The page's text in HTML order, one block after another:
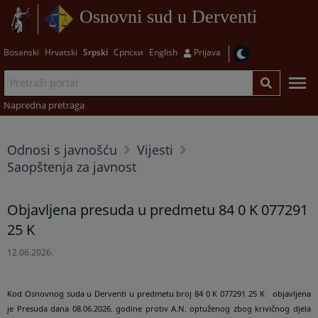
Osnovni sud u Derventi
Bosanski Hrvatski Srpski Српски English Prijava
Napredna pretraga
Odnosi s javnošću
Vijesti
Saopštenja za javnost
Objavljena presuda u predmetu 84 0 K 077291
25 K
12.06.2026.
Kod Osnovnog suda u Derventi u predmetu broj 84 0 K 077291 25 K objavljena
je Presuda dana 08.06.2026. godine protiv A.N. optuženog zbog krivičnog djela